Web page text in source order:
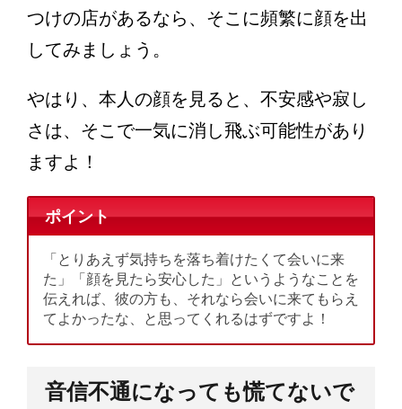
つけの店があるなら、そこに頻繁に顔を出
してみましょう。
やはり、本人の顔を見ると、不安感や寂し
さは、そこで一気に消し飛ぶ可能性があり
ますよ！
ポイント
「とりあえず気持ちを落ち着けたくて会いに来
た」「顔を見たら安心した」というようなことを
伝えれば、彼の方も、それなら会いに来てもらえ
てよかったな、と思ってくれるはずですよ！
音信不通になっても慌てないで